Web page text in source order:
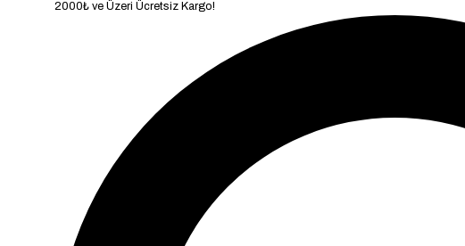
2000₺ ve Üzeri Ücretsiz Kargo!